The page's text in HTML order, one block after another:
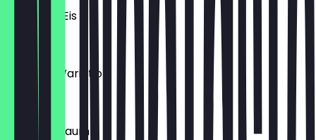
Spaghetti Eis
€ 6,50
Karamel-Variation
€ 7,90
Schoko-Traum